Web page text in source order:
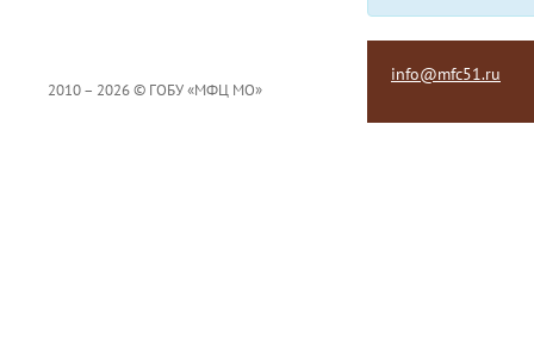
2010 – 2026 © ГОБУ «МФЦ МО»
info@mfc51.ru